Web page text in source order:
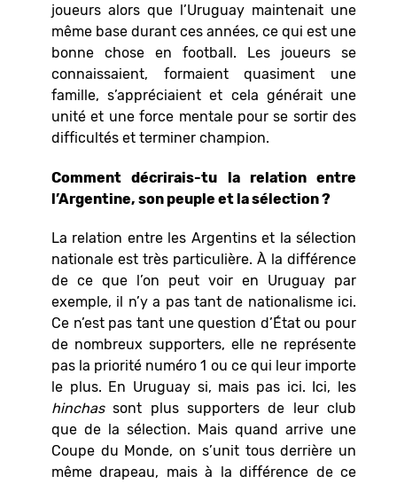
joueurs alors que l’Uruguay maintenait une
même base durant ces années, ce qui est une
bonne chose en football. Les joueurs se
connaissaient, formaient quasiment une
famille, s’appréciaient et cela générait une
unité et une force mentale pour se sortir des
difficultés et terminer champion.
Comment décrirais-tu la relation entre
l’Argentine, son peuple et la sélection ?
La relation entre les Argentins et la sélection
nationale est très particulière. À la différence
de ce que l’on peut voir en Uruguay par
exemple, il n’y a pas tant de nationalisme ici.
Ce n’est pas tant une question d’État ou pour
de nombreux supporters, elle ne représente
pas la priorité numéro 1 ou ce qui leur importe
le plus. En Uruguay si, mais pas ici. Ici, les
hinchassont plus supporters de leur club
que de la sélection. Mais quand arrive une
Coupe du Monde, on s’unit tous derrière un
même drapeau, mais à la différence de ce